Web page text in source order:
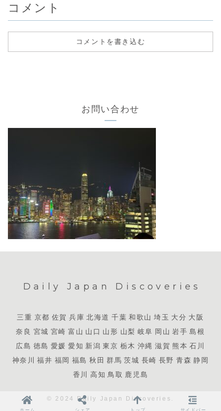
コメント
コメントを書き込む
お問い合わせ
Daily Japan Discoveries
三重 京都 佐賀 兵庫 北海道 千葉 和歌山 埼玉 大分 大阪
奈良 宮城 宮崎 富山 山口 山形 山梨 岐阜 岡山 岩手 島根
広島 徳島 愛媛 愛知 新潟 東京 栃木 沖縄 滋賀 熊本 石川
神奈川 福井 福岡 福島 秋田 群馬 茨城 長崎 長野 青森 静岡
香川 高知 鳥取 鹿児島
© 2024 Daily Japan Discoveries.
ホーム シェア トップ サイドバー